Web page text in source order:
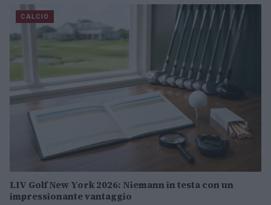
CALCIO
LIV Golf New York 2026: Niemann in testa con un
impressionante vantaggio